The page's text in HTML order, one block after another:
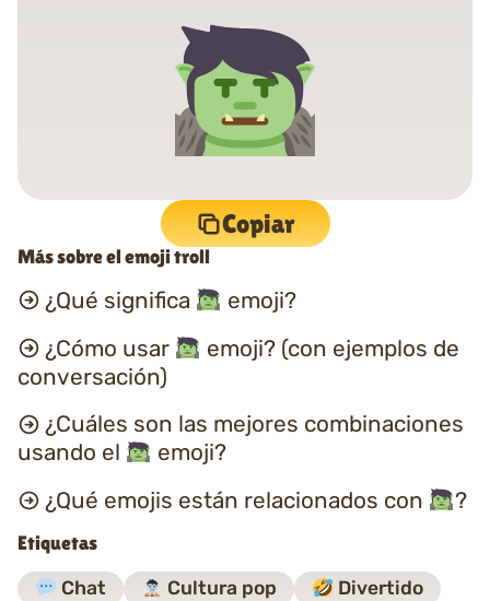
Copiar
Más sobre el emoji troll
¿Qué significa
emoji?
¿Cómo usar
emoji? (con ejemplos de
conversación)
¿Cuáles son las mejores combinaciones
usando el
emoji?
¿Qué emojis están relacionados con
?
Etiquetas
Chat Cultura pop
Divertido